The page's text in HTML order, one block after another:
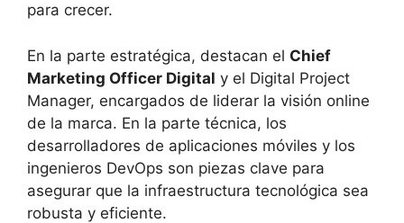
para crecer.
En la parte estratégica, destacan el Chief
Marketing Officer Digital y el Digital Project
Manager, encargados de liderar la visión online
de la marca. En la parte técnica, los
desarrolladores de aplicaciones móviles y los
ingenieros DevOps son piezas clave para
asegurar que la infraestructura tecnológica sea
robusta y eficiente.